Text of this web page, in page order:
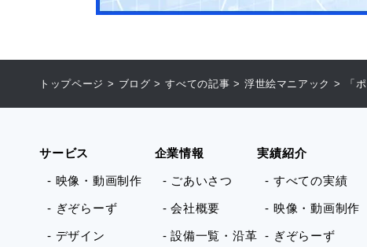
トップページ > ブログ >すべての記事 > 浮世絵マニアック > 「
サービス
- 映像・動画制作
- ぎぞらーず
- デザイン
企業情報
- ごあいさつ
- 会社概要
- 設備一覧・沿革
実績紹介
- すべての実績
- 映像・動画制作
- ぎぞらーず